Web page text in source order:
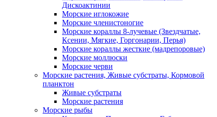
Дискоактинии
Морские иглокожие
Морские членистоногие
Морские кораллы 8-лучевые (Звездчатые,
Ксении, Мягкие, Горгонарии, Перья)
Морские кораллы жесткие (мадрепоровые)
Морские моллюски
Морские черви
Морские растения, Живые субстраты, Кормовой
планктон
Живые субстраты
Морские растения
Морские рыбы